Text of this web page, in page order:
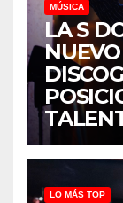
MÚSICA
LA S
LO MÁS TOP